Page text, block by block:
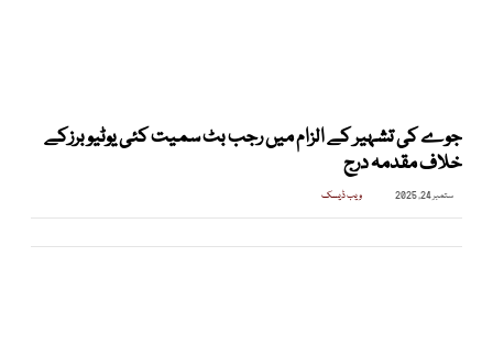
جوے کی تشہیر کے الزام میں رجب بٹ سمیت کئی یوٹیوبرزکے
خلاف مقدمہ درج
ستمبر 24, 2025 ویب ڈیسک